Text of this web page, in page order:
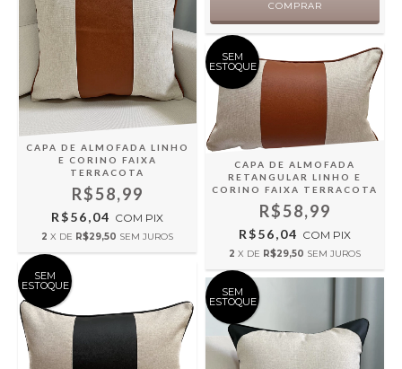
CAPA DE ALMOFADA LINHO
E CORINO FAIXA
TERRACOTA
R$58,99
R$56,04 COM PIX
2 X DE R$29,50 SEM JUROS
SEM
ESTOQUE
CAPA DE ALMOFADA
RETANGULAR LINHO E
CORINO FAIXA TERRACOTA
R$58,99
R$56,04 COM PIX
2 X DE R$29,50 SEM JUROS
SEM
ESTOQUE SEM
ESTOQUE